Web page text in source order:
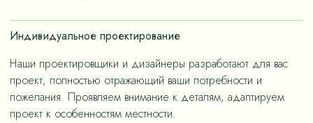
Индивидуальное проектирование
Наши проектировщики и дизайнеры разработают для вас
проект, полностью отражающий ваши потребности и
пожелания. Проявляем внимание к деталям, адаптируем
проект к особенностям местности.